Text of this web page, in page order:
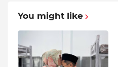
You might like